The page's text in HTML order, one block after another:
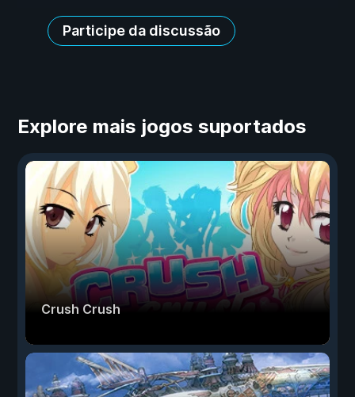
Participe da discussão
Explore mais jogos suportados
Crush Crush